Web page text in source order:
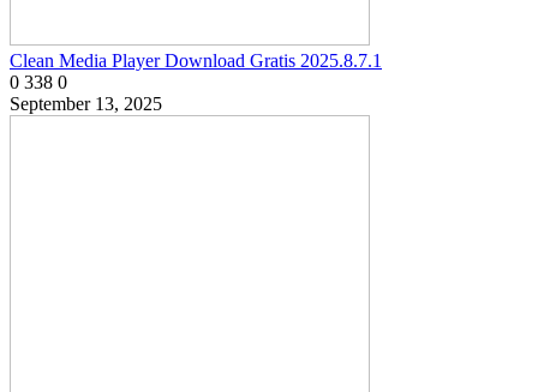
Clean Media Player Download Gratis 2025.8.7.1
0 338 0
September 13, 2025